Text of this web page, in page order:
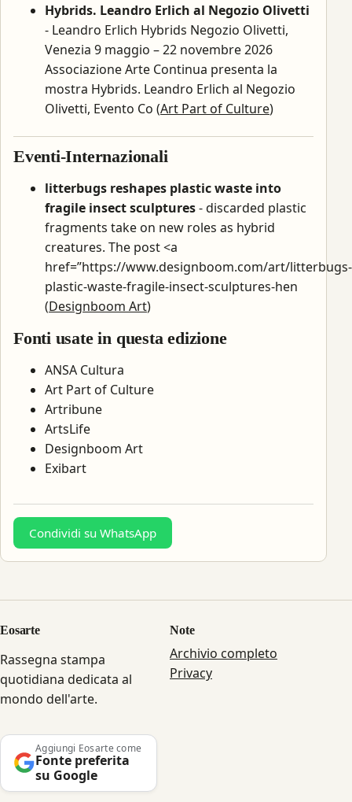
Hybrids. Leandro Erlich al Negozio Olivetti
- Leandro Erlich Hybrids Negozio Olivetti,
Venezia 9 maggio – 22 novembre 2026
Associazione Arte Continua presenta la
mostra Hybrids. Leandro Erlich al Negozio
Olivetti, Evento Co (Art Part of Culture)
Eventi-Internazionali
litterbugs reshapes plastic waste into
fragile insect sculptures- discarded plastic
fragments take on new roles as hybrid
creatures. The post <a
href=”https://www.designboom.com/art/litterbugs-
plastic-waste-fragile-insect-sculptures-hen
(Designboom Art)
Fonti usate in questa edizione
ANSA Cultura
Art Part of Culture
Artribune
ArtsLife
Designboom Art
Exibart
Condividi su WhatsApp
Eosarte
Rassegna stampa
quotidiana dedicata al
mondo dell'arte.
Note
Archivio completo
Privacy
Aggiungi Eosarte come
Fonte preferita
su Google